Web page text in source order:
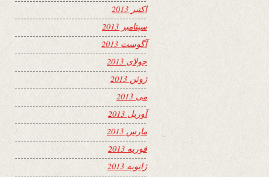
اکتبر 2013
سپتامبر 2013
آگوست 2013
جولای 2013
ژوئن 2013
می 2013
آوریل 2013
مارس 2013
فوریه 2013
ژانویه 2013